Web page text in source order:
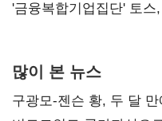
'금융복합기업집단' 토
많이 본 뉴스
구광모-젠슨 황, 두 달